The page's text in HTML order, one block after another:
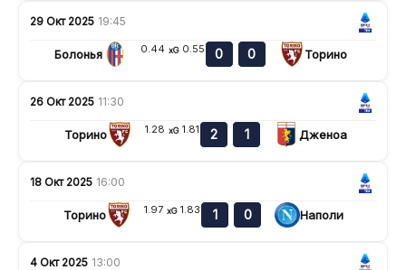
29 Окт 2025 19:45
Болонья 0.44 xG 0.55 0 0 Торино
26 Окт 2025 11:30
Торино 1.28 xG 1.81 2 1 Дженоа
18 Окт 2025 16:00
Торино 1.97 xG 1.83 1 0 Наполи
4 Окт 2025 13:00